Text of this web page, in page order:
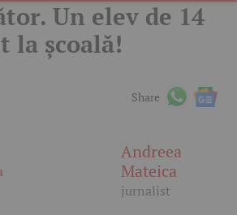
Un elev de 14
la școală!
Share
Andreea
Mateica
jurnalist